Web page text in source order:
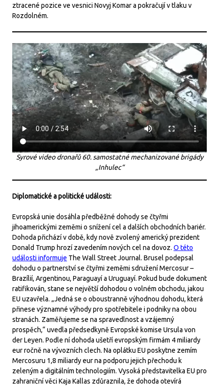
ztracené pozice ve vesnici Novyj Komar a pokračují v tlaku v
Rozdolném.
Syrové video dronařů 60. samostatné mechanizované brigády
„Inhulec“
Diplomatické a politické události:
Evropská unie dosáhla předběžné dohody se čtyřmi
jihoamerickými zeměmi o snížení cel a dalších obchodních bariér.
Dohoda přichází v době, kdy nově zvolený americký prezident
Donald Trump hrozí zavedením nových cel na dovoz. O této
události informuje The Wall Street Journal. Brusel podepsal
dohodu o partnerství se čtyřmi zeměmi sdružení Mercosur –
Brazílií, Argentinou, Paraguayí a Uruguayí. Pokud bude dokument
ratifikován, stane se největší dohodou o volném obchodu, jakou
EU uzavřela. „Jedná se o oboustranně výhodnou dohodu, která
přinese významné výhody pro spotřebitele i podniky na obou
stranách. Zaměřujeme se na spravedlnost a vzájemný
prospěch,“ uvedla předsedkyně Evropské komise Ursula von
der Leyen. Podle ní dohoda ušetří evropským firmám 4 miliardy
eur ročně na vývozních clech. Na oplátku EU poskytne zemím
Mercosuru 1,8 miliardy eur na podporu jejich přechodu k
zeleným a digitálním technologiím. Vysoká představitelka EU pro
zahraniční věci Kaja Kallas zdůraznila, že dohoda otevírá